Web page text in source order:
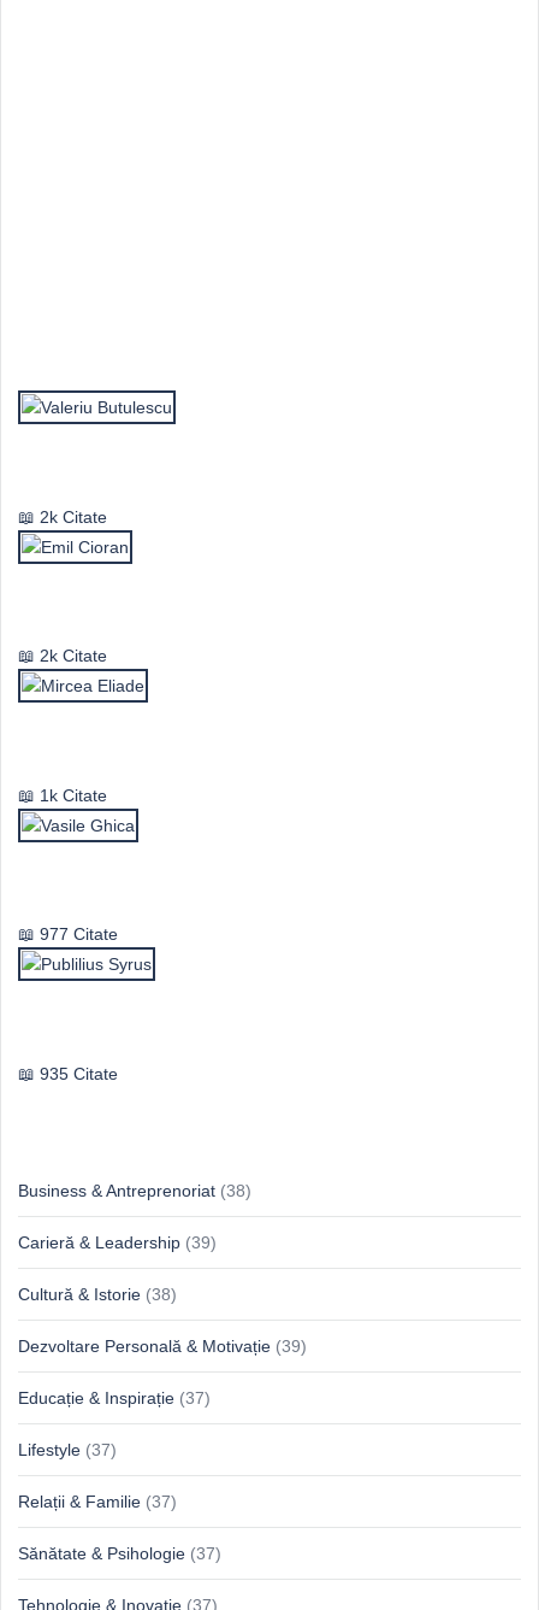
2k Citate
2k Citate
1k Citate
977 Citate
935 Citate
Business & Antreprenoriat (38)
Carieră & Leadership (39)
Cultură & Istorie (38)
Dezvoltare Personală & Motivație (39)
Educație & Inspirație (37)
Lifestyle (37)
Relații & Familie (37)
Sănătate & Psihologie (37)
Tehnologie & Inovație (37)